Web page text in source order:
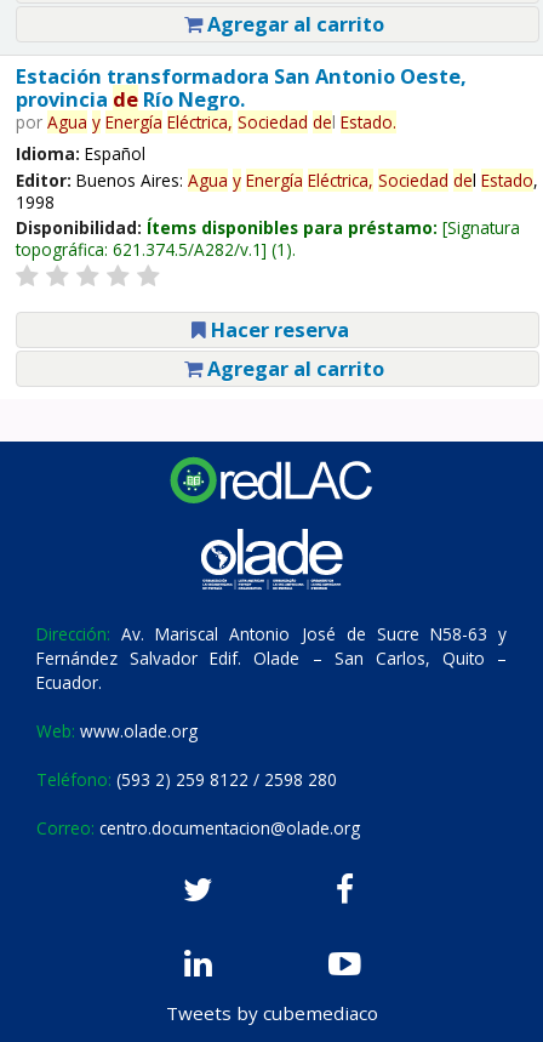
Agregar al carrito
Estación transformadora San Antonio Oeste,
provincia deRío Negro.
por Agua y Energía Eléctrica, Sociedad del Estado.
Idioma: Español
Editor: Buenos Aires: Agua y Energía Eléctrica, Sociedad del Estado,
1998
Disponibilidad: Ítems disponibles para préstamo: Signatura
topográfica: 621.374.5/A282/v.1 (1).
Hacer reserva
Agregar al carrito
Dirección: Av. Mariscal Antonio José de Sucre N58-63 y
Fernández Salvador Edif. Olade – San Carlos, Quito –
Ecuador.
Web: www.olade.org
Teléfono: (593 2) 259 8122 / 2598 280
Correo: centro.documentacion@olade.org
Tweets by cubemediaco